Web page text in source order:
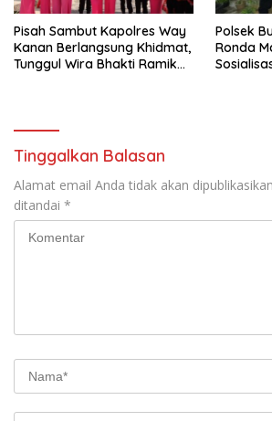
Pisah Sambut Kapolres Way
Kanan Berlangsung Khidmat,
Tunggul Wira Bhakti Ramik
Polsek
Ronda
Tinggalkan Balasan
Alamat email Anda tidak akan
ditandai *